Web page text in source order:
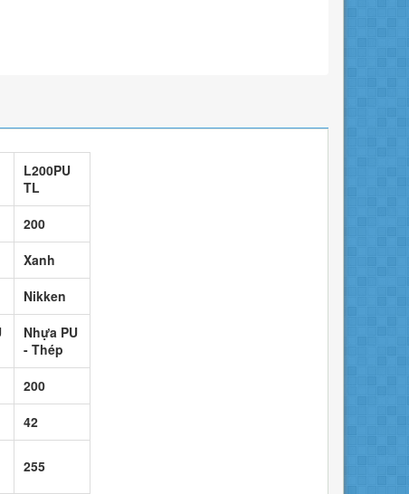
L200PU
TL
200
Xanh
Nikken
Nhựa PU
- Thép
200
42
255